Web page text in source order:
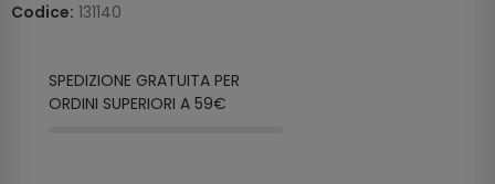
Codice: 131140
SPEDIZIONE GRATUITA PER
ORDINI SUPERIORI A 59€